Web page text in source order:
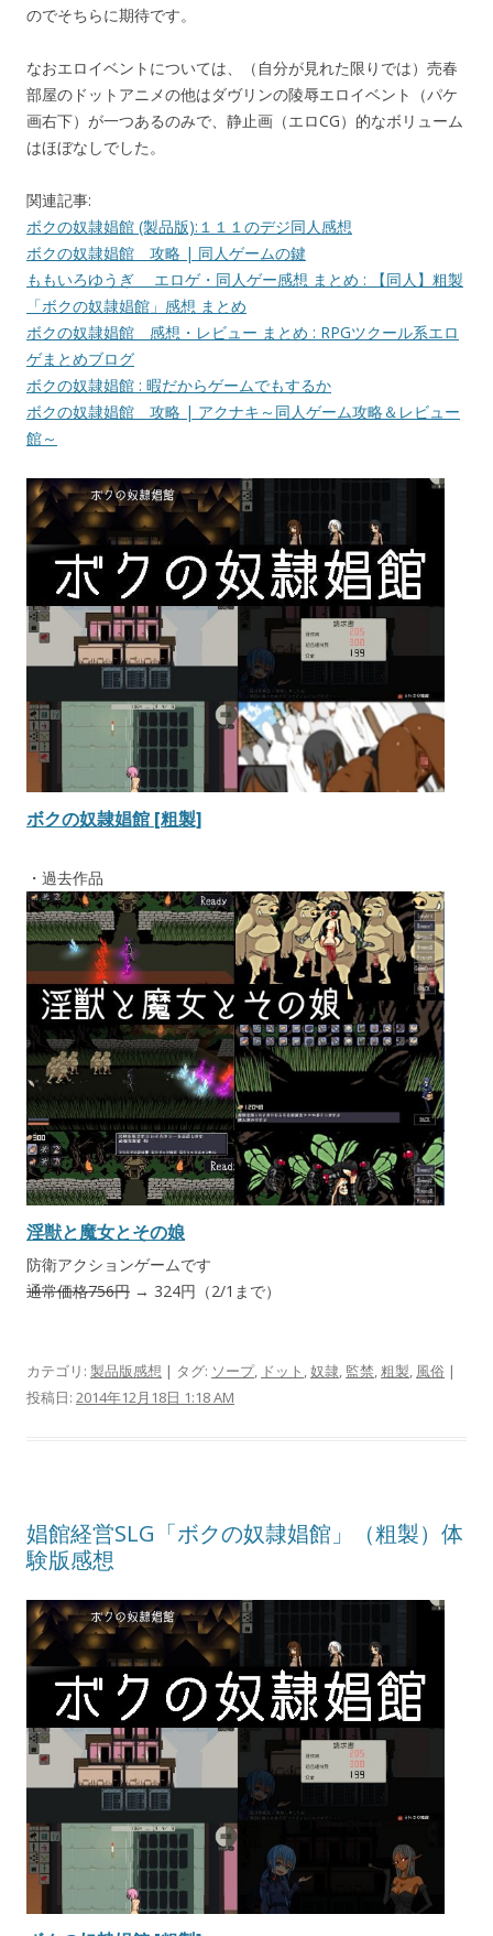
のでそちらに期待です。
なおエロイベントについては、（自分が見れた限りでは）売春
部屋のドットアニメの他はダヴリンの陵辱エロイベント（パケ
画右下）が一つあるのみで、静止画（エロCG）的なボリューム
はほぼなしでした。
関連記事:
ボクの奴隷娼館 (製品版):１１１のデジ同人感想
ボクの奴隷娼館 攻略 | 同人ゲームの鍵
ももいろゆうぎ エロゲ・同人ゲー感想 まとめ : 【同人】粗製
「ボクの奴隷娼館」感想 まとめ
ボクの奴隷娼館 感想・レビュー まとめ : RPGツクール系エロ
ゲまとめブログ
ボクの奴隷娼館 : 暇だからゲームでもするか
ボクの奴隷娼館 攻略 | アクナキ～同人ゲーム攻略＆レビュー
館～
ボクの奴隷娼館 [粗製]
・過去作品
淫獣と魔女とその娘
防衛アクションゲームです
通常価格756円 → 324円（2/1まで）
カテゴリ: 製品版感想 | タグ: ソープ, ドット ,奴隷, 監禁,粗製, 風俗 |
投稿日: 2014年12月18日 1:18 AM
娼館経営SLG「ボクの奴隷娼館」（粗製）体
験版感想